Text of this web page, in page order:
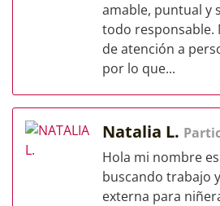
amable, puntual y
todo responsable.
de atención a
por lo que...
Natalia L.
Hola mi nombre
buscando trabajo
externa para